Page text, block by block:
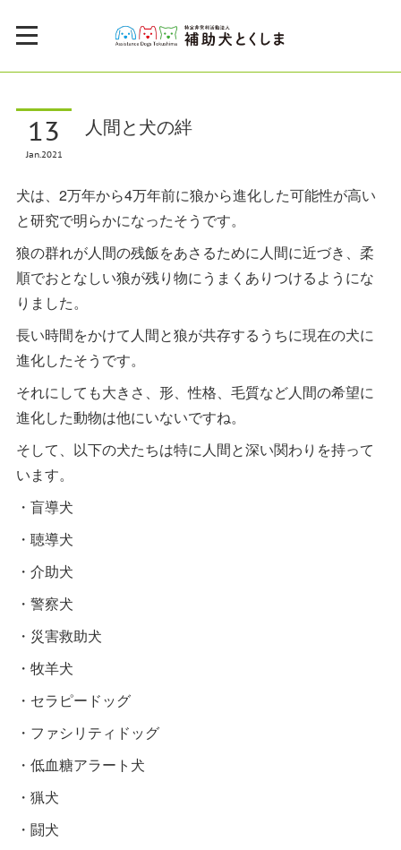
13
Jan2021
人間と犬の絆
犬は、2万年から4万年前に狼から進化した可能性が高い
と研究で明らかになったそうです。
狼の群れが人間の残飯をあさるために人間に近づき、柔
順でおとなしい狼が残り物にうまくありつけるようにな
りました。
長い時間をかけて人間と狼が共存するうちに現在の犬に
進化したそうです。
それにしても大きさ、形、性格、毛質など人間の希望に
進化した動物は他にいないですね。
そして、以下の犬たちは特に人間と深い関わりを持って
います。
・盲導犬
・聴導犬
・介助犬
・警察犬
・災害救助犬
・牧羊犬
・セラピードッグ
・ファシリティドッグ
・低血糖アラート犬
・猟犬
・闘犬